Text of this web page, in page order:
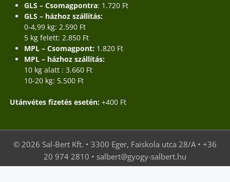
GLS – Csomagpontra: 1.720 Ft
GLS – házhoz szállítás:
0-4,99 kg: 2.590 Ft
5 kg felett: 2.850 Ft
MPL – Csomagpont: 1.820 Ft
MPL – házhoz szállítás:
10 kg alatt : 3.660 Ft
10-20 kg: 5.500 Ft
Utánvétes fizetés esetén:+400 Ft
© 2026 Sal-Bert Kft. • 3300 Eger, Faiskola utca 28/A • +36
20 974 2810 • salbert@gyogy-salbert.hu
Az oldalt készítette:WebGepárd- Wordpress weboldalak